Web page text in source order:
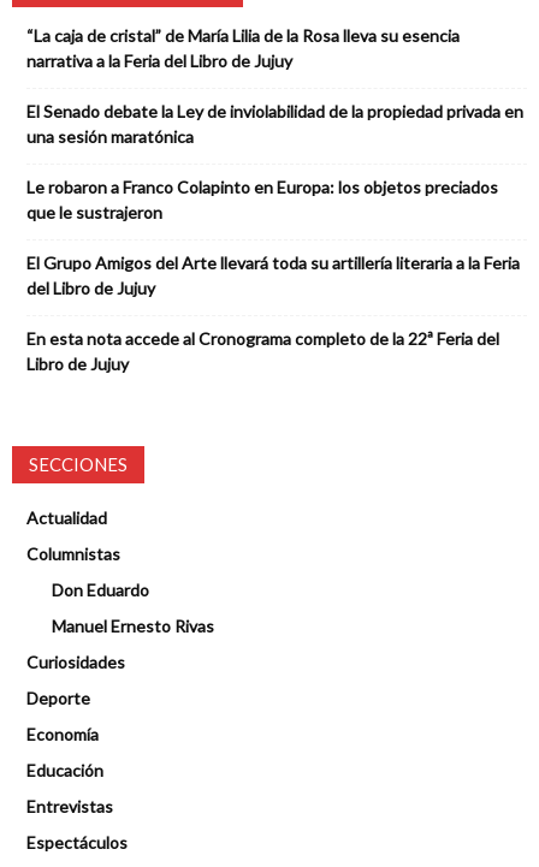
“La caja de cristal” de María Lilia de la Rosa lleva su esencia
narrativa a la Feria del Libro de Jujuy
El Senado debate la Ley de inviolabilidad de la propiedad privada en
una sesión maratónica
Le robaron a Franco Colapinto en Europa: los objetos preciados
que le sustrajeron
El Grupo Amigos del Arte llevará toda su artillería literaria a la Feria
del Libro de Jujuy
En esta nota accede al Cronograma completo de la 22ª Feria del
Libro de Jujuy
SECCIONES
Actualidad
Columnistas
Don Eduardo
Manuel Ernesto Rivas
Curiosidades
Deporte
Economía
Educación
Entrevistas
Espectáculos